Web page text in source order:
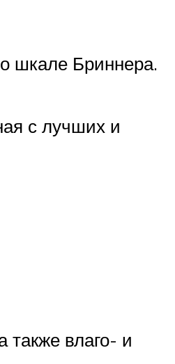
шкале Бриннера.
с лучших и
также влаго- и